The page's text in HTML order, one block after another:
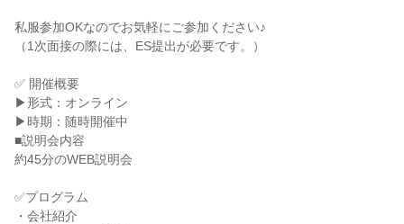
私服参加OKなのでお気軽にご参加ください♪
（1次面接の際には、ES提出が必要です。）
✅ 開催概要
▶形式：オンライン
▶時期：随時開催中
■説明会内容
約45分のWEB説明会
✅プログラム
・会社紹介